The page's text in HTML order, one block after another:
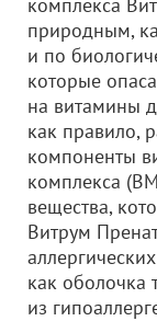
природным,
и по
которые
на витамины
как правило,
компоненты
комплекса
вещества,
Витрум
как оболочка
из